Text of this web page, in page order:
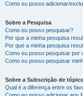
Como eu posso adicionar/
Sobre a Pesquisa
Como eu posso pesquisar?
Por que a minha pesquisa
Por que a minha pesquisa
Como eu posso pesquisar por
Como eu posso pesquisar
Sobre a Subscrição de
Qual é a diferença entre os